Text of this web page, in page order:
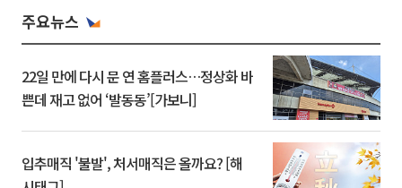
주요뉴스
22일 만에 다시 문 연 홈플러스…정상화 바
쁜데 재고 없어 ‘발동동’[가보니]
입추매직 '불발', 처서매직은 올까요? [해